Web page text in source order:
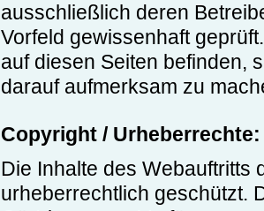
ausschließlich deren
Vorfeld gewissenhaft
auf diesen Seiten befinden,
darauf aufmerksam zu
Copyright / Urheberrechte:
Die Inhalte des Webauftritts
urheberrechtlich geschützt.